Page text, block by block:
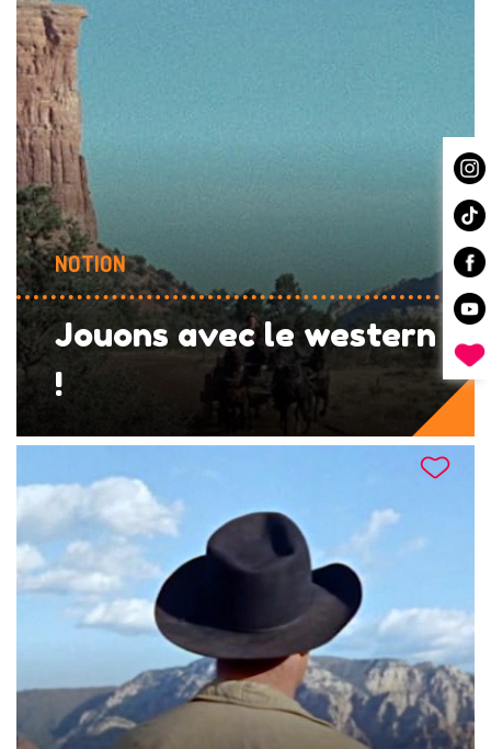
NOTION
Jouons avec le western
!